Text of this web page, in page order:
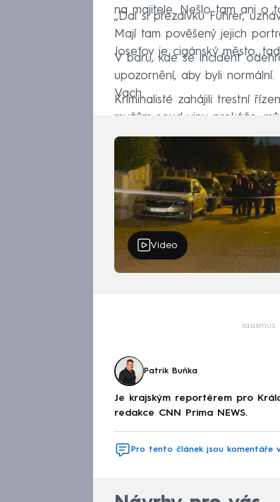
na majitele. Nešlo tam ani o
„Dal si přezdívku Führer,
Mají tam pověšený jejich
Josefov je cigánský město,
V baru, kde se incident
upozornění, aby byli
Vach.
Kriminalisté zahájili trestní
mužům soud vinu prokáže,
Video
rasismus
Patrik Buňka
Je krajským reportérem pro
redakce CNN Prima NEWS.
Pro tento článek jsou komentáře